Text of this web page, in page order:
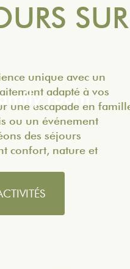
SUR
unique avec un
adapté à vos
une escapade en
ou un événement
des séjours
confort, nature et
room